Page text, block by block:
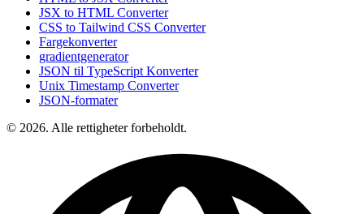
JSX to HTML Converter
CSS to Tailwind CSS Converter
Fargekonverter
gradientgenerator
JSON til TypeScript Konverter
Unix Timestamp Converter
JSON-formater
© 2026. Alle rettigheter forbeholdt.